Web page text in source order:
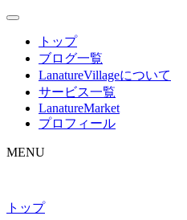
トップ
ブログ一覧
LanatureVillageについて
サービス一覧
LanatureMarket
プロフィール
MENU
トップ